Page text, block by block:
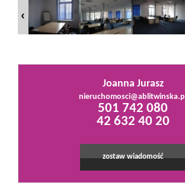
Joanna Jurasz
nieruchomosci@ablitwinska.pl
501 742 080
42 632 40 20
zostaw wiadomość